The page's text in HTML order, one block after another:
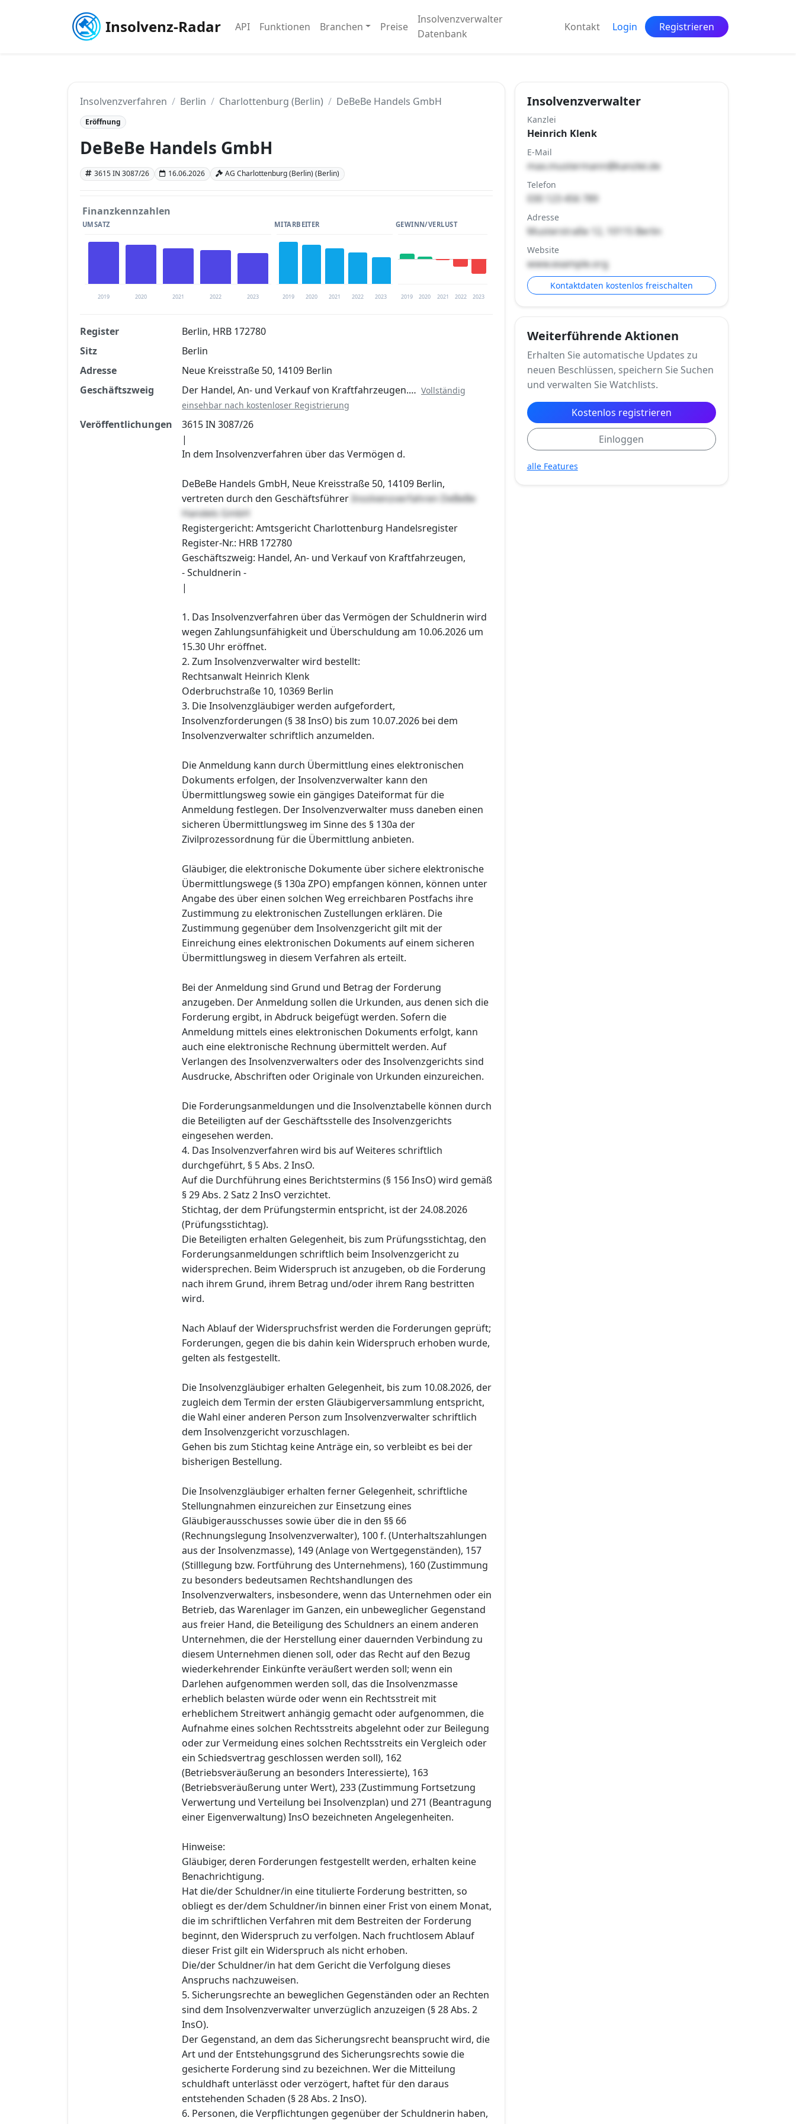
Insolvenz-Radar API Funktionen Branchen Preise
Insolvenzverwalter
Datenbank
Kontakt Login Registrieren
Insolvenzverfahren Berlin Charlottenburg (Berlin) DeBeBe Handels GmbH
Eröffnung
DeBeBe Handels GmbH
3615 IN 3087/26 16.06.2026 AG Charlottenburg (Berlin) (Berlin)
Finanzkennzahlen
UMSATZ
2019 2020 2021 2022 2023
MITARBEITER
2019 2020 2021 2022 2023
GEWINN/VERLUST
2019 2020 2021 2022 2023
Finanzkennzahlen nach kostenloser Registrierung verfügbar
Jetzt kostenlos registrieren
Register
Berlin, HRB 172780
Sitz
Berlin
Adresse
Neue Kreisstraße 50, 14109 Berlin
Geschäftszweig
Der Handel, An- und Verkauf von Kraftfahrzeugen.… Vollständig
einsehbar nach kostenloser Registrierung
Veröffentlichungen
3615 IN 3087/26
|
In dem Insolvenzverfahren über das Vermögen d.
DeBeBe Handels GmbH, Neue Kreisstraße 50, 14109 Berlin,
vertreten durch den Geschäftsführer Insolvenzverfahren DeBeBe
Handels GmbH
Registergericht: Amtsgericht Charlottenburg Handelsregister
Register-Nr.: HRB 172780
Geschäftszweig: Handel, An- und Verkauf von Kraftfahrzeugen,
- Schuldnerin -
|
1. Das Insolvenzverfahren über das Vermögen der Schuldnerin wird
wegen Zahlungsunfähigkeit und Überschuldung am 10.06.2026 um
15.30 Uhr eröffnet.
2. Zum Insolvenzverwalter wird bestellt:
Rechtsanwalt Heinrich Klenk
Oderbruchstraße 10, 10369 Berlin
3. Die Insolvenzgläubiger werden aufgefordert,
Insolvenzforderungen (§ 38 InsO) bis zum 10.07.2026 bei dem
Insolvenzverwalter schriftlich anzumelden.
Die Anmeldung kann durch Übermittlung eines elektronischen
Dokuments erfolgen, der Insolvenzverwalter kann den
Übermittlungsweg sowie ein gängiges Dateiformat für die
Anmeldung festlegen. Der Insolvenzverwalter muss daneben einen
sicheren Übermittlungsweg im Sinne des § 130a der
Zivilprozessordnung für die Übermittlung anbieten.
Gläubiger, die elektronische Dokumente über sichere elektronische
Übermittlungswege (§ 130a ZPO) empfangen können, können unter
Angabe des über einen solchen Weg erreichbaren Postfachs ihre
Zustimmung zu elektronischen Zustellungen erklären. Die
Zustimmung gegenüber dem Insolvenzgericht gilt mit der
Einreichung eines elektronischen Dokuments auf einem sicheren
Übermittlungsweg in diesem Verfahren als erteilt.
Bei der Anmeldung sind Grund und Betrag der Forderung
anzugeben. Der Anmeldung sollen die Urkunden, aus denen sich die
Forderung ergibt, in Abdruck beigefügt werden. Sofern die
Anmeldung mittels eines elektronischen Dokuments erfolgt, kann
auch eine elektronische Rechnung übermittelt werden. Auf
Verlangen des Insolvenzverwalters oder des Insolvenzgerichts sind
Ausdrucke, Abschriften oder Originale von Urkunden einzureichen.
Die Forderungsanmeldungen und die Insolvenztabelle können durch
die Beteiligten auf der Geschäftsstelle des Insolvenzgerichts
eingesehen werden.
4. Das Insolvenzverfahren wird bis auf Weiteres schriftlich
durchgeführt, § 5 Abs. 2 InsO.
Auf die Durchführung eines Berichtstermins (§ 156 InsO) wird gemäß
§ 29 Abs. 2 Satz 2 InsO verzichtet.
Stichtag, der dem Prüfungstermin entspricht, ist der 24.08.2026
(Prüfungsstichtag).
Die Beteiligten erhalten Gelegenheit, bis zum Prüfungsstichtag, den
Forderungsanmeldungen schriftlich beim Insolvenzgericht zu
widersprechen. Beim Widerspruch ist anzugeben, ob die Forderung
nach ihrem Grund, ihrem Betrag und/oder ihrem Rang bestritten
wird.
Nach Ablauf der Widerspruchsfrist werden die Forderungen geprüft;
Forderungen, gegen die bis dahin kein Widerspruch erhoben wurde,
gelten als festgestellt.
Die Insolvenzgläubiger erhalten Gelegenheit, bis zum 10.08.2026, der
zugleich dem Termin der ersten Gläubigerversammlung entspricht,
die Wahl einer anderen Person zum Insolvenzverwalter schriftlich
dem Insolvenzgericht vorzuschlagen.
Gehen bis zum Stichtag keine Anträge ein, so verbleibt es bei der
bisherigen Bestellung.
Die Insolvenzgläubiger erhalten ferner Gelegenheit, schriftliche
Stellungnahmen einzureichen zur Einsetzung eines
Gläubigerausschusses sowie über die in den §§ 66
(Rechnungslegung Insolvenzverwalter), 100 f. (Unterhaltszahlungen
aus der Insolvenzmasse), 149 (Anlage von Wertgegenständen), 157
(Stilllegung bzw. Fortführung des Unternehmens), 160 (Zustimmung
zu besonders bedeutsamen Rechtshandlungen des
Insolvenzverwalters, insbesondere, wenn das Unternehmen oder ein
Betrieb, das Warenlager im Ganzen, ein unbeweglicher Gegenstand
aus freier Hand, die Beteiligung des Schuldners an einem anderen
Unternehmen, die der Herstellung einer dauernden Verbindung zu
diesem Unternehmen dienen soll, oder das Recht auf den Bezug
wiederkehrender Einkünfte veräußert werden soll; wenn ein
Darlehen aufgenommen werden soll, das die Insolvenzmasse
erheblich belasten würde oder wenn ein Rechtsstreit mit
erheblichem Streitwert anhängig gemacht oder aufgenommen, die
Aufnahme eines solchen Rechtsstreits abgelehnt oder zur Beilegung
oder zur Vermeidung eines solchen Rechtsstreits ein Vergleich oder
ein Schiedsvertrag geschlossen werden soll), 162
(Betriebsveräußerung an besonders Interessierte), 163
(Betriebsveräußerung unter Wert), 233 (Zustimmung Fortsetzung
Verwertung und Verteilung bei Insolvenzplan) und 271 (Beantragung
einer Eigenverwaltung) InsO bezeichneten Angelegenheiten.
Hinweise:
Gläubiger, deren Forderungen festgestellt werden, erhalten keine
Benachrichtigung.
Hat die/der Schuldner/in eine titulierte Forderung bestritten, so
obliegt es der/dem Schuldner/in binnen einer Frist von einem Monat,
die im schriftlichen Verfahren mit dem Bestreiten der Forderung
beginnt, den Widerspruch zu verfolgen. Nach fruchtlosem Ablauf
dieser Frist gilt ein Widerspruch als nicht erhoben.
Die/der Schuldner/in hat dem Gericht die Verfolgung dieses
Anspruchs nachzuweisen.
5. Sicherungsrechte an beweglichen Gegenständen oder an Rechten
sind dem Insolvenzverwalter unverzüglich anzuzeigen (§ 28 Abs. 2
InsO).
Der Gegenstand, an dem das Sicherungsrecht beansprucht wird, die
Art und der Entstehungsgrund des Sicherungsrechts sowie die
gesicherte Forderung sind zu bezeichnen. Wer die Mitteilung
schuldhaft unterlässt oder verzögert, haftet für den daraus
entstehenden Schaden (§ 28 Abs. 2 InsO).
6. Personen, die Verpflichtungen gegenüber der Schuldnerin haben,
Insolvenzverwalter
Kanzlei
Heinrich Klenk
E-Mail
max.mustermann@kanzlei.de
Telefon
030 123 456 789
Adresse
Musterstraße 12, 10115 Berlin
Website
www.example.org
Kontaktdaten kostenlos freischalten
Weiterführende Aktionen
Erhalten Sie automatische Updates zu
neuen Beschlüssen, speichern Sie Suchen
und verwalten Sie Watchlists.
Kostenlos registrieren
Einloggen
alle Features